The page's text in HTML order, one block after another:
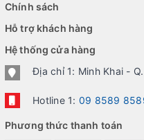
Chính sách
Hỗ trợ khách hàng
Hệ thống cửa hàng
Địa chỉ 1: Minh Khai -
Hotline 1: 09 8589
Phương thức thanh toán